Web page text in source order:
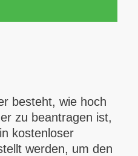
besteht, wie hoch
zu beantragen ist,
kostenloser
werden, um den